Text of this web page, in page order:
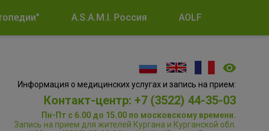
A.S.A.M.I. Россия AOLF
Информация о медицинских услугах и запись на прием:
Контакт-центр: +7 (3522) 44-35-03
Пн-Пт с 6.00 до 15.00 по московскому времени.
Запись на прием для жителей Кургана и Курганской обл.